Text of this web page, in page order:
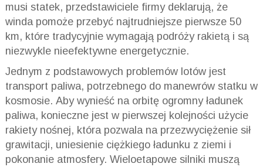
musi statek, przedstawiciele firmy deklarują, że
winda pomoże przebyć najtrudniejsze pierwsze 50
km, które tradycyjnie wymagają podróży rakietą i są
niezwykle nieefektywne energetycznie.
Jednym z podstawowych problemów lotów jest
transport paliwa, potrzebnego do manewrów statku w
kosmosie. Aby wynieść na orbitę ogromny ładunek
paliwa, konieczne jest w pierwszej kolejności użycie
rakiety nośnej, która pozwala na przezwyciężenie sił
grawitacji, uniesienie ciężkiego ładunku z ziemi i
pokonanie atmosfery. Wieloetapowe silniki muszą